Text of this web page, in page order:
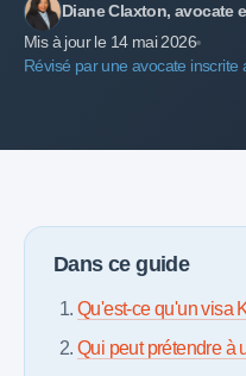
Diane Claxton, avocate
Mis à jour le 14 mai 2026
Révisé par une avocate
Dans ce guide
Qu'est-ce qu'un visa
Qui peut prétendre à